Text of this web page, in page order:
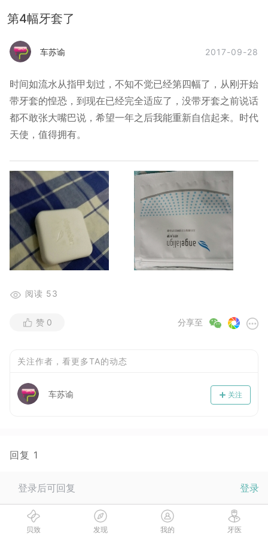
第4幅牙套了
车苏谕 2017-09-28
时间如流水从指甲划过，不知不觉已经第四幅了，从刚开始
带牙套的惶恐，到现在已经完全适应了，没带牙套之前说话
都不敢张大嘴巴说，希望一年之后我能重新自信起来。时代
天使，值得拥有。
阅读 53
分享至
赞 0
关注作者，看更多TA的动态
关注
车苏谕
回复 1
小贝
2017-09-29
自信是自己给自己的！棒～
登录后可回复 登录
贝致 发现 我的 牙医